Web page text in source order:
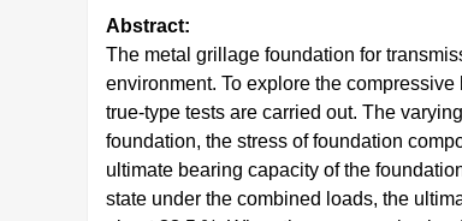
Abstract:
The metal grillage foundation for
environment. To explore the
true-type tests are carried out. The
foundation, the stress of foundation
ultimate bearing capacity of the
state under the combined loads, the